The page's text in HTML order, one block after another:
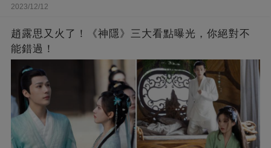
2023/12/12
趙露思又火了！《神隱》三大看點曝光，你絕對不
能錯過！